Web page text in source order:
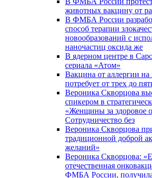
животных вакцину от
В ФМБА России
способ терапии
новообразований с
наночастиц оксида же
В ядерном центре в
сериала «Атом»
Вакцина от аллергии
потребует от трех до
Вероника Скворцова
спикером в
«Женщины за здоровое
Сотрудничество без
Вероника Скворцова
традиционной доброй
желаний»
Вероника Скворцова:
отечественная
ФМБА России,